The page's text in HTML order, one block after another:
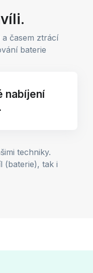
časem ztrácí
baterie
nabíjení
techniky.
(baterie), tak i